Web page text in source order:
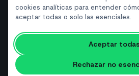
cookies analíticas para entender
aceptar todas o solo las esenciales.
Aceptar todas
Rechazar no
RECURSOS
Herramientas gratuitas
Glosario
Comparativas